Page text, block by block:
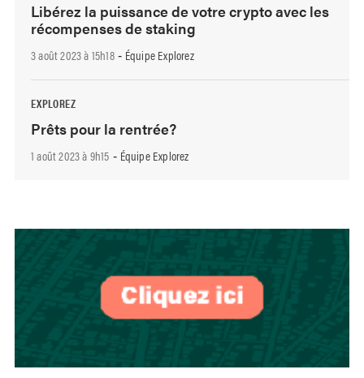
Libérez la puissance de votre crypto avec les
récompenses de staking
3 août 2023 à 15h18- Équipe Explorez
EXPLOREZ
Prêts pour la rentrée?
1 août 2023 à 9h15 - Équipe Explorez